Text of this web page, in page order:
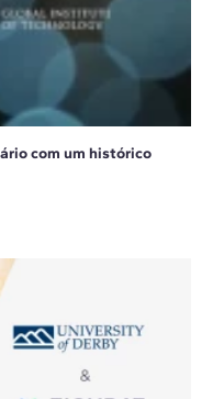
com um histórico